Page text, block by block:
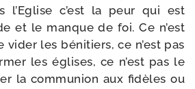
l’Eglise c’est la peur qui est
et le manque de foi. Ce n’est
vider les béni­tiers, ce n’est pas
les églises, ce n’est pas le
la com­mu­nion aux fidèles ou